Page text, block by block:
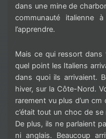
dans une mine de
communauté italienne
l’apprendre.
Mais ce qui ressort dans
quel point les Italiens
dans quoi ils arrivaient.
hiver, sur la Côte-Nord.
rarement vu plus d’un
c’était tout un choc de
De plus, ils ne parlaient
ni anglais. Beaucoup